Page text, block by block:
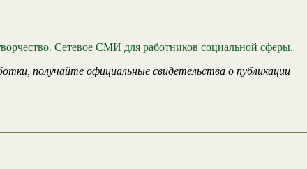
Сетевое СМИ для работников социальной сферы.
получайте официальные свидетельства о публикации